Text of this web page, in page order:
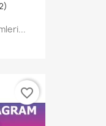
favorite_border